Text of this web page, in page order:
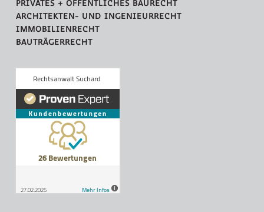
PRIVATES + ÖFFENTLICHES BAURECHT
ARCHITEKTEN- UND INGENIEURRECHT
IMMOBILIENRECHT
BAUTRÄGERRECHT